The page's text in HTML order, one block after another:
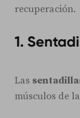
recuperación.
1.
Las
músculos de